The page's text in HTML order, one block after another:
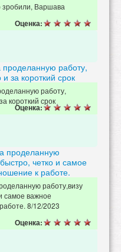
зробили, Варшава
Оценка:
работу,
за короткий срок
работу,
короткий срок
Оценка:
проделанную
четко и самое
к работе.
работу,визу
самое важное
8/12/2023
Оценка: